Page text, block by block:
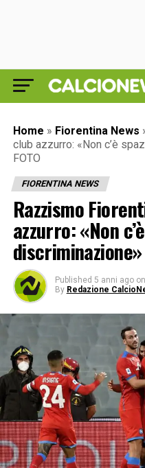
Home » Fiorentina News
club azzurro: «Non c’è
FOTO
FIORENTINA NEWS
Razzismo
azzurro: «Non
discriminazione»
Published 5 anni ago on
By Redazione